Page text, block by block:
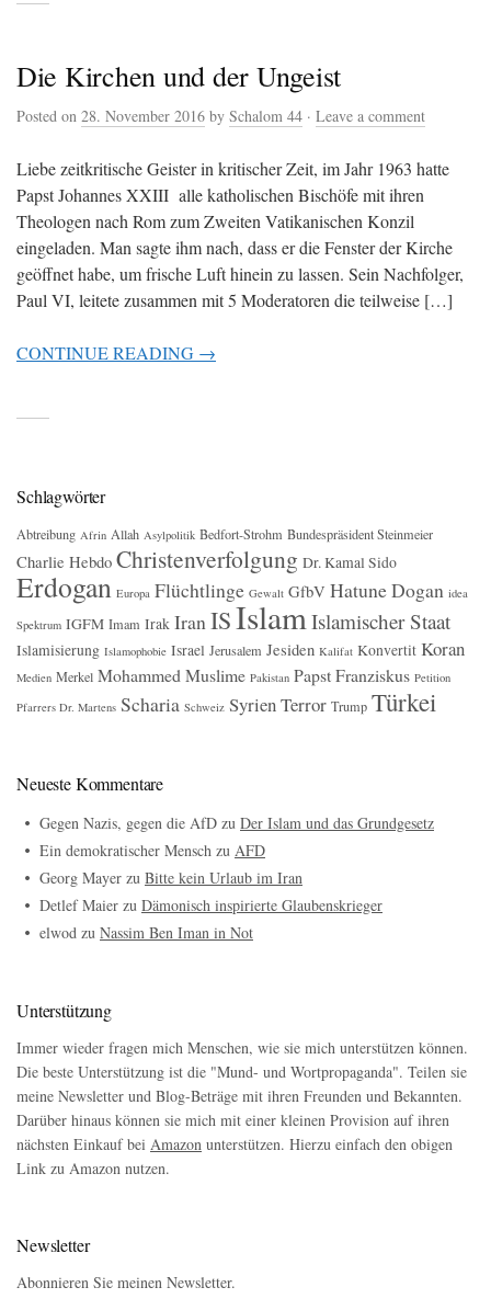
Die Kirchen und der Ungeist
Posted on 28. November 2016 by Schalom 44 · Leave a comment
Liebe zeitkritische Geister in kritischer Zeit, im Jahr 1963 hatte
Papst Johannes XXIII alle katholischen Bischöfe mit ihren
Theologen nach Rom zum Zweiten Vatikanischen Konzil
eingeladen. Man sagte ihm nach, dass er die Fenster der Kirche
geöffnet habe, um frische Luft hinein zu lassen. Sein Nachfolger,
Paul VI, leitete zusammen mit 5 Moderatoren die teilweise […]
CONTINUE READING →
Schlagwörter
Abtreibung Afrin Allah Asylpolitik Bedfort-Strohm Bundespräsident Steinmeier
Charlie Hebdo Christenverfolgung Dr. Kamal Sido
Erdogan Europa Flüchtlinge Gewalt GfbV Hatune Dogan idea
Spektrum IGFM Imam Irak IranISIslamIslamischer Staat
Islamisierung Islamophobie Israel Jerusalem Jesiden Kalifat Konvertit Koran
Medien Merkel Mohammed Muslime Pakistan Papst Franziskus Petition
Pfarrers Dr. Martens Scharia Schweiz SyrienTerror Trump Türkei
Neueste Kommentare
Gegen Nazis, gegen die AfD zu Der Islam und das Grundgesetz
Ein demokratischer Mensch zu AFD
Georg Mayer zu Bitte kein Urlaub im Iran
Detlef Maier zu Dämonisch inspirierte Glaubenskrieger
elwod zu Nassim Ben Iman in Not
Unterstützung
Immer wieder fragen mich Menschen, wie sie mich unterstützen können.
Die beste Unterstützung ist die "Mund- und Wortpropaganda". Teilen sie
meine Newsletter und Blog-Beträge mit ihren Freunden und Bekannten.
Darüber hinaus können sie mich mit einer kleinen Provision auf ihren
nächsten Einkauf bei Amazon unterstützen. Hierzu einfach den obigen
Link zu Amazon nutzen.
Newsletter
Abonnieren Sie meinen Newsletter.